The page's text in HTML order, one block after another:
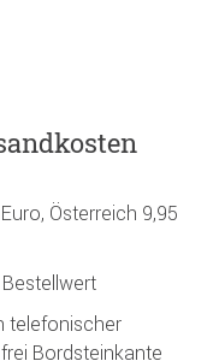
Österreich 9,95
telefonischer
Bordsteinkante